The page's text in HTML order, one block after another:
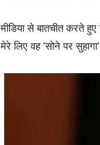
मीडिया से बातचीत करते
मेरे लिए वह ‘सोने पर